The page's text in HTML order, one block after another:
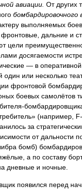
авиации. От других
бомбардировочного
выполняемых
дальние и
цели
досягаемости
— в
один или несколько
фронтовой
боевых самолётов
(например,
за
от дальности
бомб)
а по составу
дневные и ночные.
появился перед